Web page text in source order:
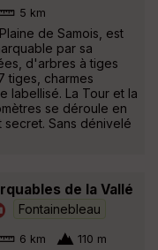
5 km
de Samois, est
par sa
d'arbres à tiges
tiges, charmes
labellisé. La Tour et la
se déroule en
Sans dénivelé
de la Vallé
Fontainebleau
6 km 110 m